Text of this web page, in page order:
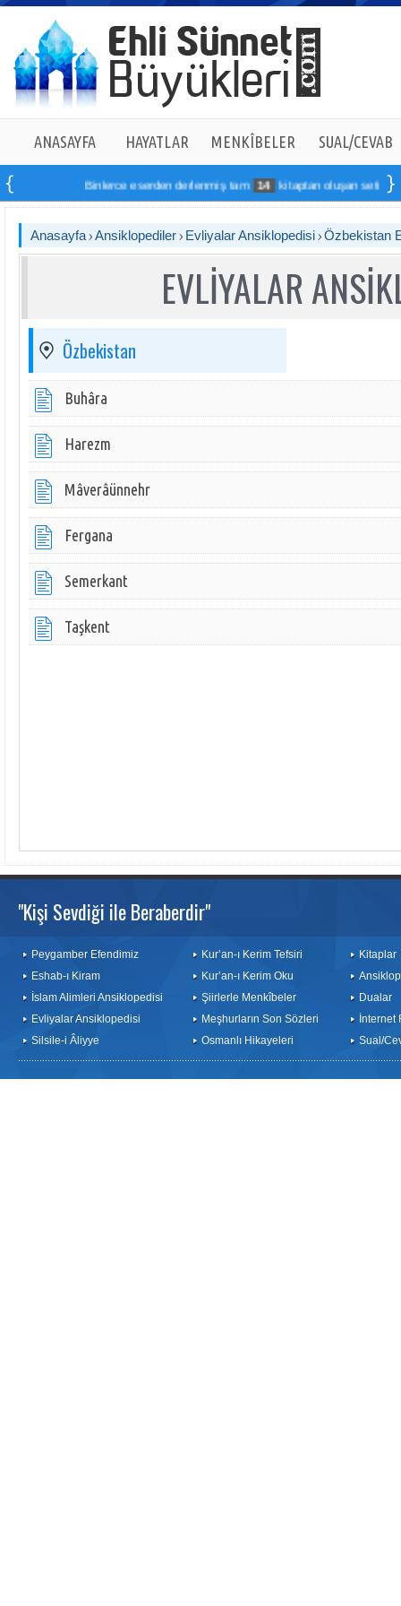
ANASAYFA HAYATLAR MENKÎBELER SUAL/CEVAB
Binlerce eserden derlenmiş tam 14 kitaptan oluşan seti online
Anasayfa Ansiklopediler Evliyalar Ansiklopedisi Özbekistan
EVLİYALAR
Özbekistan
Buhâra
Harezm
Mâverâünnehr
Fergana
Semerkant
Taşkent
"Kişi Sevdiği ile Beraberdir"
Peygamber Efendimiz
Eshab-ı Kiram
İslam Alimleri Ansiklopedisi
Evliyalar Ansiklopedisi
Silsile-i Âliyye
Kur’an-ı Kerim Tefsiri
Kur’an-ı Kerim Oku
Şiirlerle Menkîbeler
Meşhurların Son Sözleri
Osmanlı Hikayeleri
Kitaplar
Dualar
İnternet
Sual/